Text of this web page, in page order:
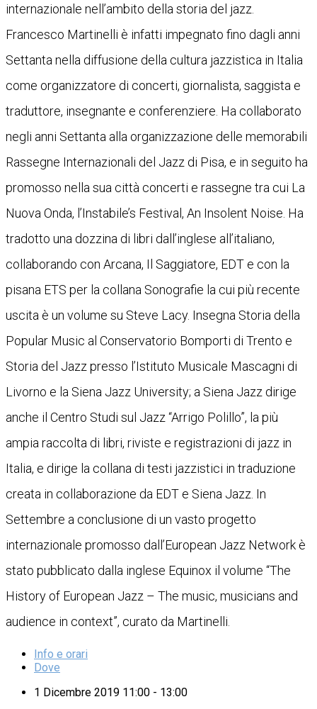
internazionale nell’ambito della storia del jazz.
Francesco Martinelli è infatti impegnato fino dagli anni
Settanta nella diffusione della cultura jazzistica in Italia
come organizzatore di concerti, giornalista, saggista e
traduttore, insegnante e conferenziere. Ha collaborato
negli anni Settanta alla organizzazione delle memorabili
Rassegne Internazionali del Jazz di Pisa, e in seguito ha
promosso nella sua città concerti e rassegne tra cui La
Nuova Onda, l’Instabile’s Festival, An Insolent Noise. Ha
tradotto una dozzina di libri dall’inglese all’italiano,
collaborando con Arcana, Il Saggiatore, EDT e con la
pisana ETS per la collana Sonografie la cui più recente
uscita è un volume su Steve Lacy. Insegna Storia della
Popular Music al Conservatorio Bomporti di Trento e
Storia del Jazz presso l’Istituto Musicale Mascagni di
Livorno e la Siena Jazz University; a Siena Jazz dirige
anche il Centro Studi sul Jazz “Arrigo Polillo”, la più
ampia raccolta di libri, riviste e registrazioni di jazz in
Italia, e dirige la collana di testi jazzistici in traduzione
creata in collaborazione da EDT e Siena Jazz. In
Settembre a conclusione di un vasto progetto
internazionale promosso dall’European Jazz Network è
stato pubblicato dalla inglese Equinox il volume “The
History of European Jazz – The music, musicians and
audience in context”, curato da Martinelli.
Info e orari
Dove
1 Dicembre 2019 11:00 - 13:00